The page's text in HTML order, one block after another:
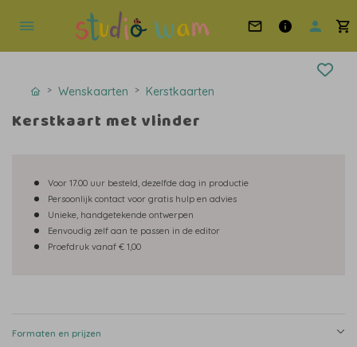
Wenskaarten Kerstkaarten
Kerstkaart met vlinder
Voor 17.00 uur besteld, dezelfde dag in productie
Persoonlijk contact voor gratis hulp en advies
Unieke, handgetekende ontwerpen
Eenvoudig zelf aan te passen in de editor
Proefdruk vanaf € 1,00
Formaten en prijzen